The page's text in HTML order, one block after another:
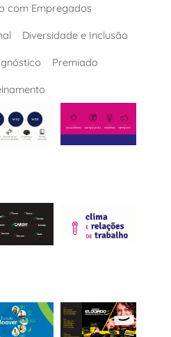
com Empregados
Diversidade e Inclusão
Premiado